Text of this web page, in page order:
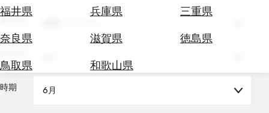
福井県
兵庫県
三重県
奈良県
滋賀県
徳島県
鳥取県
和歌山県
券
テ
を
テーマ
時期 6月